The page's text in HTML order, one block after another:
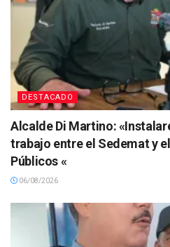
DESTACADO
Alcalde Di Martino:
trabajo entre el Sedemat y
Públicos «
06/08/2026